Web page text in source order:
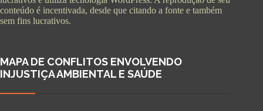
conteúdo é incentivada, desde que citando a fonte e também
sem fins lucrativos.
MAPA DE CONFLITOS ENVOLVENDO
INJUSTIÇA AMBIENTAL E SAÚDE